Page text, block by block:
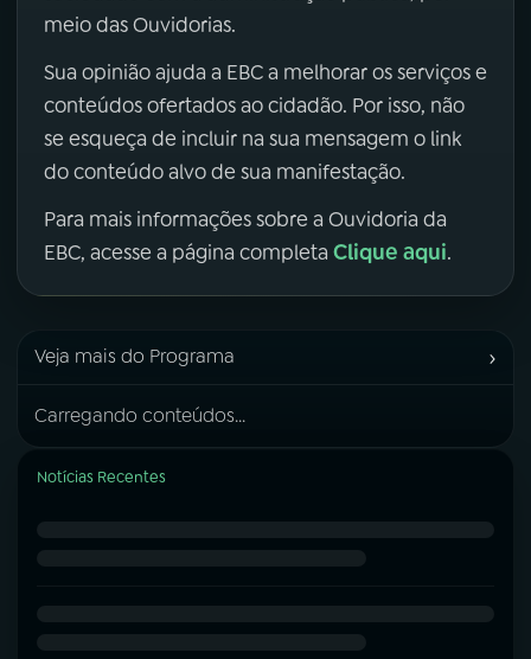
meio das Ouvidorias.
Sua opinião ajuda a EBC a melhorar os serviços e
conteúdos ofertados ao cidadão. Por isso, não
se esqueça de incluir na sua mensagem o link
do conteúdo alvo de sua manifestação.
Para mais informações sobre a Ouvidoria da
EBC, acesse a página completa Clique aqui.
Veja mais do Programa ›
Carregando conteúdos...
Notícias Recentes